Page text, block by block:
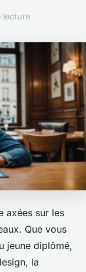
lecture
axées sur les
Que vous
jeune diplômé,
la